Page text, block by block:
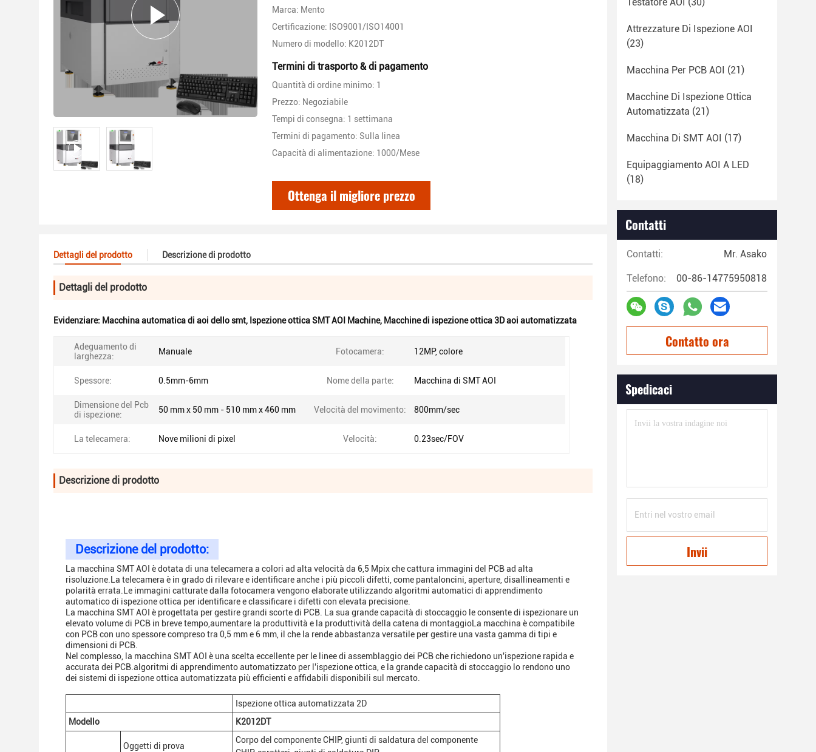
Marca: Mento
Certificazione: ISO9001/ISO14001
Numero di modello: K2012DT
Termini di trasporto & di pagamento
Quantità di ordine minimo: 1
Prezzo: Negoziabile
Tempi di consegna: 1 settimana
Termini di pagamento: Sulla linea
Capacità di alimentazione: 1000/Mese
Ottenga il migliore prezzo
Dettagli del prodotto Descrizione di prodotto
Dettagli del prodotto
Evidenziare: Macchina automatica di aoi dello smt, Ispezione ottica SMT AOI Machine, Macchine di ispezione ottica 3D aoi automatizzata
Adeguamento di
larghezza:
Manuale Fotocamera: 12MP, colore
Spessore: 0.5mm-6mm Nome della parte: Macchina di SMT AOI
Dimensione del Pcb
di ispezione:
50 mm x 50 mm - 510 mm x 460 mm Velocità del movimento: 800mm/sec
La telecamera: Nove milioni di pixel Velocità: 0.23sec/FOV
Descrizione di prodotto
Descrizione del prodotto:
La macchina SMT AOI è dotata di una telecamera a colori ad alta velocità da 6,5 Mpix che cattura immagini del PCB ad alta
risoluzione.La telecamera è in grado di rilevare e identificare anche i più piccoli difetti, come pantaloncini, aperture, disallineamenti e
polarità errata.Le immagini catturate dalla fotocamera vengono elaborate utilizzando algoritmi automatici di apprendimento
automatico di ispezione ottica per identificare e classificare i difetti con elevata precisione.
La macchina SMT AOI è progettata per gestire grandi scorte di PCB. La sua grande capacità di stoccaggio le consente di ispezionare un
elevato volume di PCB in breve tempo,aumentare la produttività e la produttività della catena di montaggioLa macchina è compatibile
con PCB con uno spessore compreso tra 0,5 mm e 6 mm, il che la rende abbastanza versatile per gestire una vasta gamma di tipi e
dimensioni di PCB.
Nel complesso, la macchina SMT AOI è una scelta eccellente per le linee di assemblaggio dei PCB che richiedono un'ispezione rapida e
accurata dei PCB.algoritmi di apprendimento automatizzato per l'ispezione ottica, e la grande capacità di stoccaggio lo rendono uno
dei sistemi di ispezione ottica automatizzata più efficienti e affidabili disponibili sul mercato.
Ispezione ottica automatizzata 2D
Modello
K2012DT
Oggetti di prova
Corpo del componente CHIP, giunti di saldatura del componente
Attrezzature Di Ispezione AOI
(23)
Macchina Per PCB AOI (21)
Macchine Di Ispezione Ottica
Automatizzata (21)
Macchina Di SMT AOI (17)
Equipaggiamento AOI A LED
(18)
Contatti
Contatti: Mr. Asako
Telefono: 00-86-14775950818
Contatto ora
Spedicaci
Invii